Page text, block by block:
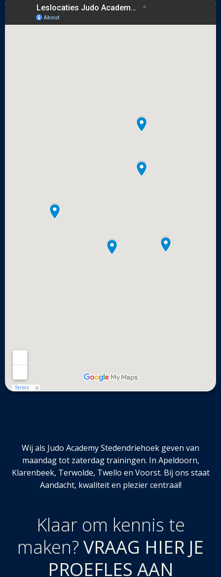
Wij als Judo Academy Stedendriehoek geven van
maandag tot zaterdag trainingen. In Apeldoorn,
Klarenbeek, Terwolde, Twello en Voorst. Bij ons staat
Aandacht, kwaliteit en plezier centraal!
Klaar om kennis te
maken? VRAAG HIER JE
PROEFLES AAN